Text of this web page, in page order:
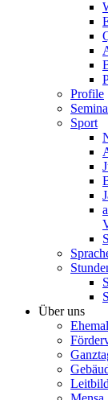
Profile
Sport
Über uns
Leitbild